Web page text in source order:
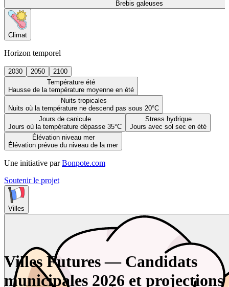
Brebis galeuses
Climat
Horizon temporel
2030 2050
2100
Température été
Hausse de la température moyenne en été
Nuits tropicales
Nuits où la température ne descend pas sous 20°C
Jours de canicule
Jours où la température dépasse 35°C
Stress hydrique
Jours avec sol sec en été
Élévation niveau mer
Élévation prévue du niveau de la mer
Une initiative par Bonpote.com
Soutenir le projet
Villes
Villes Futures — Candidats
municipales 2026 et projections